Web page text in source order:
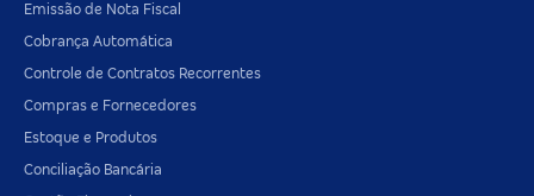
Emissão de Nota Fiscal
Cobrança Automática
Controle de Contratos Recorrentes
Compras e Fornecedores
Estoque e Produtos
Conciliação Bancária